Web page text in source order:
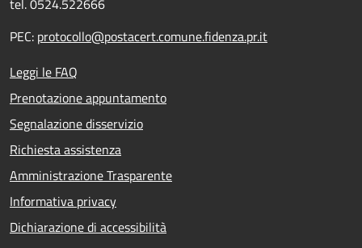
tel. 0524.522666
PEC: protocollo@postacert.comune.fidenza.pr.it
Leggi le FAQ
Prenotazione appuntamento
Segnalazione disservizio
Richiesta assistenza
Amministrazione Trasparente
Informativa privacy
Dichiarazione di accessibilità